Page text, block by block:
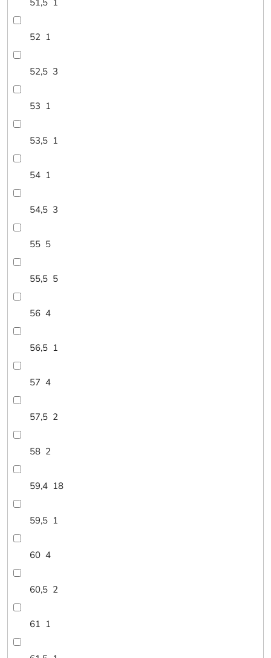
51,5 1
52 1
52,5 3
53 1
53,5 1
54 1
54,5 3
55 5
55,5 5
56 4
56,5 1
57 4
57,5 2
58 2
59,4 18
59,5 1
60 4
60,5 2
61 1